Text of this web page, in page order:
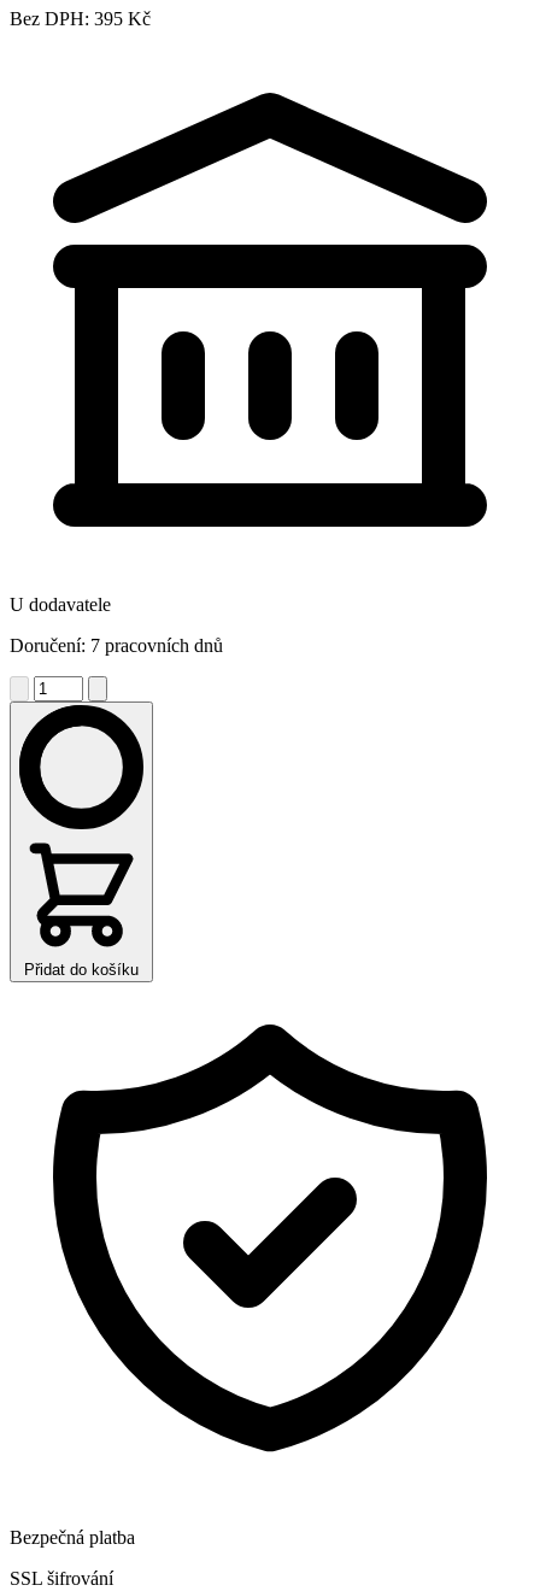
Bez DPH: 395 Kč
U dodavatele
Doručení: 7 pracovních dnů
Přidat do košíku
Bezpečná platba
SSL šifrování